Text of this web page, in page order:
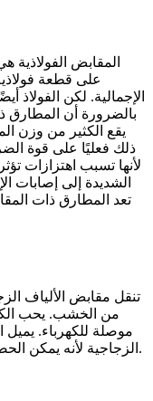
المقابض
على قطعة
الإجمالية. لكن الفولاذ
بالضرورة أن المطارق
يقع الكثير من وزن
ذلك فعليًا على قوة
لأنها تسبب اهتزازات
الشديدة إلى إصابات
تعد المطارق ذات
تنقل مقابض الألياف
من الخشب. يحب
موصلة للكهرباء. يميل
الزجاجية لأنه يمكن الحصول على قطعة جيدة منها مقابل مبلغ زهيد.